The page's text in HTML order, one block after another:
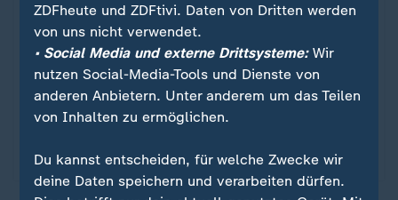
Sport
FC Hollywood
Formtief, Fehltritte, Flasche leer. Statt mit Siegen
sorgt der FC Bayern in den 90ern mit Skandalen
für Schlagzeilen – und wird zum FC Hollywood.
Co.
ZDFheute und ZDFtivi. Daten von Dritten werden
von uns nicht verwendet.
• Social Media und externe Drittsysteme:Wir
nutzen Social-Media-Tools und Dienste von
anderen Anbietern. Unter anderem um das Teilen
von Inhalten zu ermöglichen.
Du kannst entscheiden, für welche Zwecke wir
deine Daten speichern und verarbeiten dürfen.